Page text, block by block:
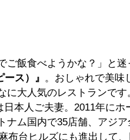
ご飯食べようかな？」と
ス）』 。おしゃれで美味
大人気のレストランです
日本人ご夫妻。2011年に
ナム国内で35店舗、アジ
布台ヒルズにも進出して、